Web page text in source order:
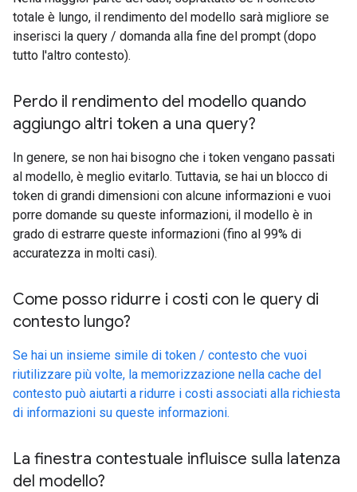
totale è lungo, il rendimento del modello sarà migliore se
inserisci la query / domanda alla fine del prompt (dopo
tutto l'altro contesto).
Perdo il rendimento del modello quando
aggiungo altri token a una query?
In genere, se non hai bisogno che i token vengano passati
al modello, è meglio evitarlo. Tuttavia, se hai un blocco di
token di grandi dimensioni con alcune informazioni e vuoi
porre domande su queste informazioni, il modello è in
grado di estrarre queste informazioni (fino al 99% di
accuratezza in molti casi).
Come posso ridurre i costi con le query di
contesto lungo?
Se hai un insieme simile di token / contesto che vuoi
riutilizzare più volte, la memorizzazione nella cache del
contesto può aiutarti a ridurre i costi associati alla richiesta
di informazioni su queste informazioni.
La finestra contestuale influisce sulla latenza
del modello?